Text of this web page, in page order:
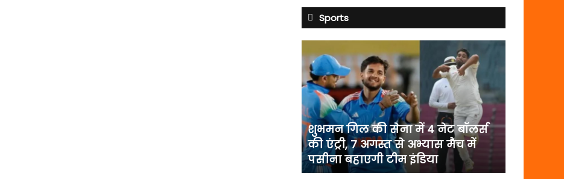
Sports
गिल
की
सेना
4
नेट
बॉलर्स
की
एंट्री,
7
शुभमन गिल की सेना में 4 नेट बॉलर्स
की एंट्री, 7 अगस्त से अभ्यास मैच में
पसीना बहाएगी टीम इंडिया